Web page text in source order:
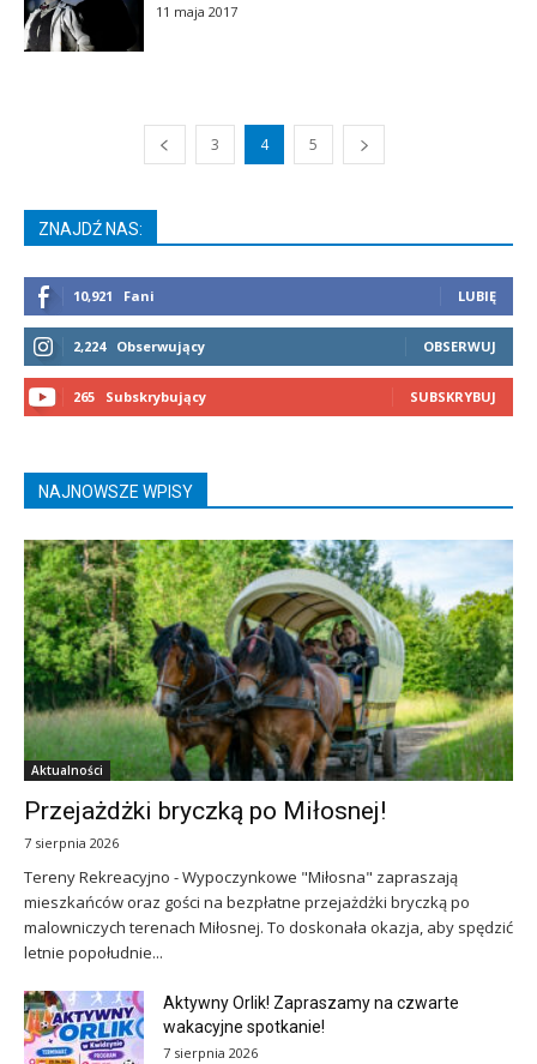
11 maja 2017
3 4 5
ZNAJDŹ NAS:
10,921 Fani LUBIĘ
2,224 Obserwujący OBSERWUJ
265 Subskrybujący SUBSKRYBUJ
NAJNOWSZE WPISY
Aktualności
Przejażdżki bryczką po Miłosnej!
7 sierpnia 2026
Tereny Rekreacyjno - Wypoczynkowe "Miłosna" zapraszają
mieszkańców oraz gości na bezpłatne przejażdżki bryczką po
malowniczych terenach Miłosnej. To doskonała okazja, aby spędzić
letnie popołudnie...
Aktywny Orlik! Zapraszamy na czwarte
wakacyjne spotkanie!
7 sierpnia 2026